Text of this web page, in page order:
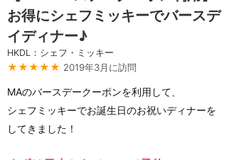
お得にシェフミッキーでバースデ
イディナー♪
HKDL：シェフ・ミッキー
★★★★★ 2019年3月に訪問
MAのバースデークーポンを利用して、
シェフミッキーでお誕生日のお祝いディナーを
してきました！